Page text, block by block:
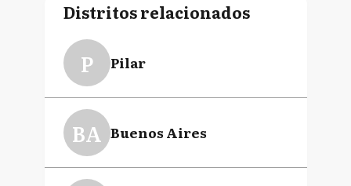
Distritos relacionados
P Pilar
BA Buenos Aires